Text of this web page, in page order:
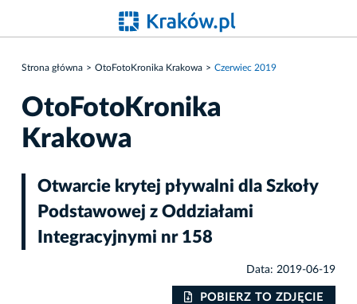
Strona główna OtoFotoKronika Krakowa Czerwiec 2019
OtoFotoKronika
Krakowa
Otwarcie krytej pływalni dla Szkoły
Podstawowej z Oddziałami
Integracyjnymi nr 158
Data: 2019-06-19
POBIERZ TO ZDJĘCIE